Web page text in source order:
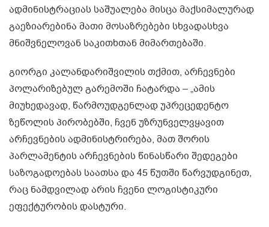
ადმინისტრაციას საშუალება მისცა მაქსიმალურად
გაეზიარებინა მათი მოსაზრებები სხვადასხვა
მნიშვნელოვან საკითხთან მიმართებაში.
გიორგი კალანდარიშვილის თქმით, არჩევნები
პოლარიზებულ გარემოში ჩატარდა – „ამის
მიუხედავად, წარმოუდგენლად უპრეცედენტო
ზეწოლის პირობებში, ჩვენ უზრუნველვყავით
არჩევნების ადმინისტრირება, მათ შორის
პარლამენტის არჩევნების წინასწარი შედეგები
საზოგადოებას საათსა და 45 წუთში წარვუდგინეთ,
რაც ნამდვილად არის ჩვენი ლოგისტიკური
ეფექტურობის დასტური.